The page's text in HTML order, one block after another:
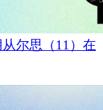
尔思（11）在